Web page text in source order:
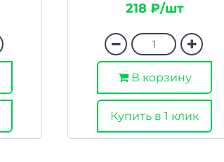
218 ₽/шт
В корзину
Купить в 1 клик